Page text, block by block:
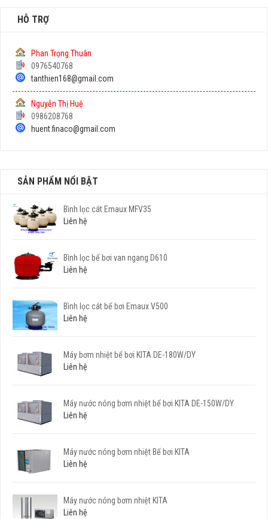
HỖ TRỢ
Phan Trọng Thuân
0976540768
tanthien168@gmail.com
Nguyễn Thị Huệ
0986208768
huent.finaco@gmail.com
SẢN PHẨM NỔI BẬT
Bình lọc cát Emaux MFV35
Liên hệ
Bình lọc bể bơi van ngang D610
Liên hệ
Bình lọc cát bể bơi Emaux V500
Liên hệ
Máy bơm nhiệt bể bơi KITA DE-180W/DY
Liên hệ
Máy nước nóng bơm nhiệt bể bơi KITA DE-150W/DY
Liên hệ
Máy nước nóng bơm nhiệt Bể bơi KITA
Liên hệ
Máy nước nóng bơm nhiệt KITA
Liên hệ